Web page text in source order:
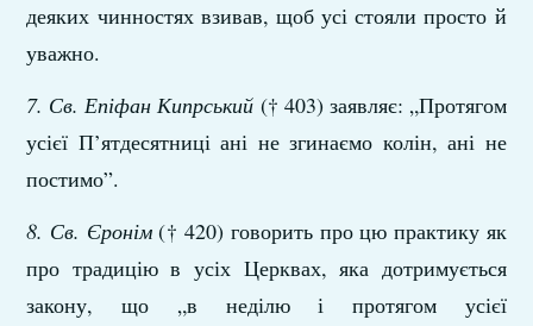
деяких чинностях взивав, щоб усі стояли просто й
уважно.
7. Св. Епіфан Кипрський († 403) заявляє: „Протягом
усієї П’ятдесятниці ані не згинаємо колін, ані не
постимо”.
8. Св. Єронім(† 420) говорить про цю практику як
про традицію в усіх Церквах, яка дотримується
закону, що „в неділю і протягом усієї